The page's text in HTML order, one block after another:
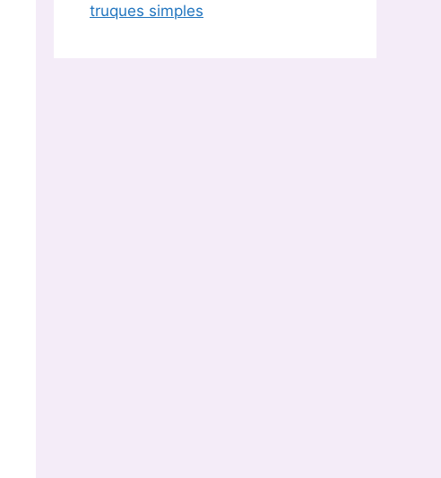
truques simples